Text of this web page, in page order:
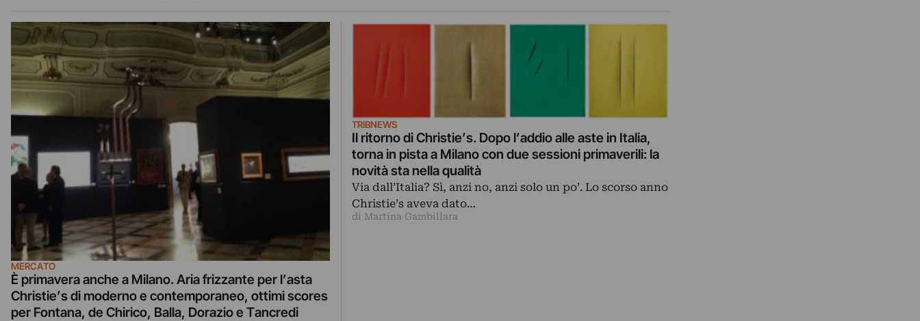
MERCATO
È primavera anche a Milano. Aria frizzante per l’asta
Christie’s di moderno e contemporaneo, ottimi scores
per Fontana, de Chirico, Balla, Dorazio e Tancredi
TRIBNEWS
Il ritorno di Christie’s. Dopo l’addio alle aste in Italia,
torna in pista a Milano con due sessioni primaverili: la
novità sta nella qualità
Via dall’Italia? Sì, anzi no, anzi solo un po’. Lo scorso anno
Christie’s aveva dato…
di Martina Gambillara